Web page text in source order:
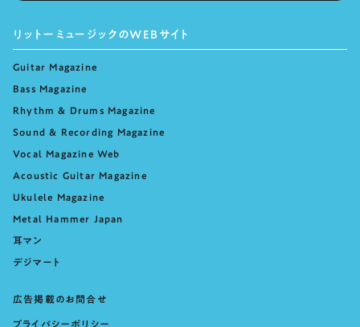
リットーミュージックのWEBサイト
Guitar Magazine
Bass Magazine
Rhythm & Drums Magazine
Sound & Recording Magazine
Vocal Magazine Web
Acoustic Guitar Magazine
Ukulele Magazine
Metal Hammer Japan
耳マン
デジマート
広告掲載のお問合せ
プライバシーポリシー